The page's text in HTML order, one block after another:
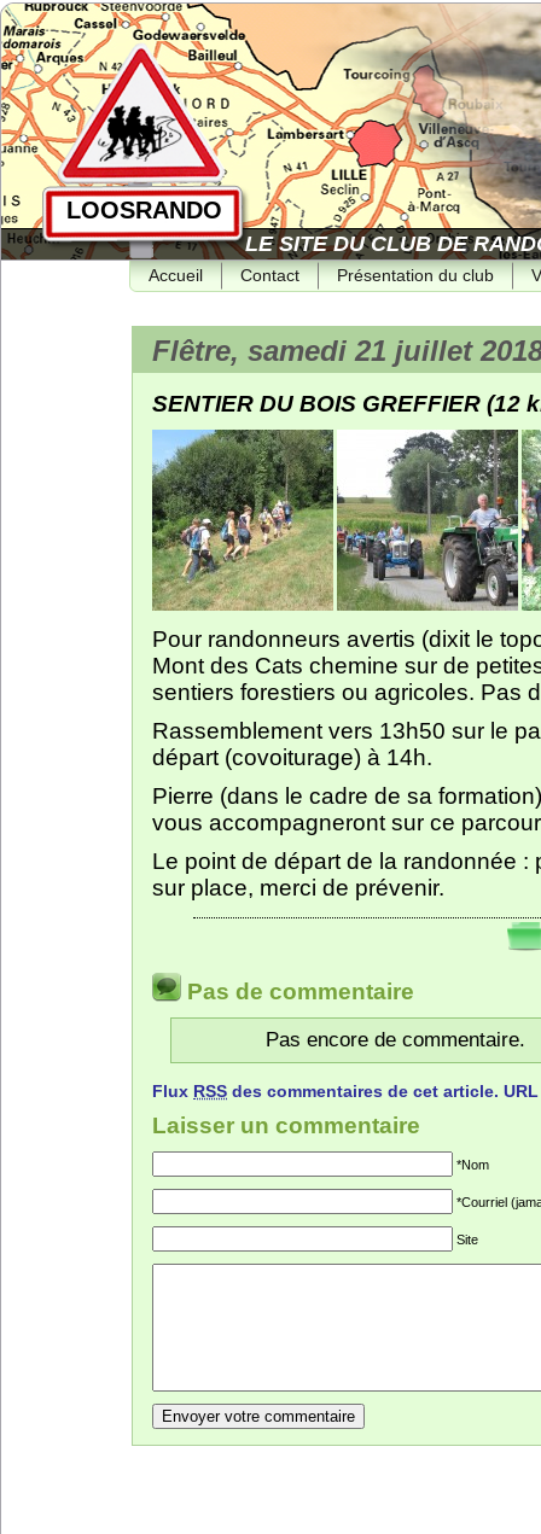
LOOSRANDO
LE SITE DU CLUB DE
Accueil Contact Présentation du club
Flêtre, samedi 21 juillet
SENTIER DU BOIS GREFFIER (12
Pour randonneurs avertis (dixit le
Mont des Cats chemine sur de
sentiers forestiers ou agricoles. Pas
Rassemblement vers 13h50 sur le
départ (covoiturage) à 14h.
Pierre (dans le cadre de sa
vous accompagneront sur ce
Le point de départ de la randonnée :
sur place, merci de prévenir.
Pas de commentaire
Pas encore de commentaire.
Flux RSS des commentaires de cet article.
Laisser un commentaire
*Nom
*Courriel
Site